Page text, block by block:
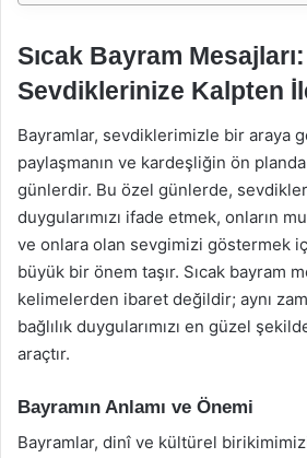
Sıcak Bayram Mesajları:
Sevdiklerinize Kalpten
Bayramlar, sevdiklerimizle bir araya
paylaşmanın ve kardeşliğin ön
günlerdir. Bu özel günlerde,
duygularımızı ifade etmek, onların
ve onlara olan sevgimizi göstermek
büyük bir önem taşır. Sıcak bayram
kelimelerden ibaret değildir; aynı
bağlılık duygularımızı en güzel
araçtır.
Bayramın Anlamı ve Önemi
Bayramlar, dinî ve kültürel